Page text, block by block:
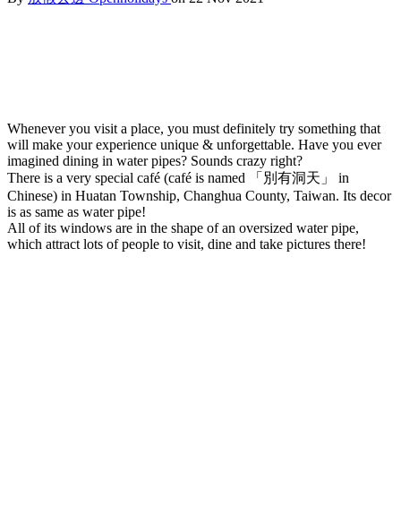
Whenever you visit a place, you must definitely try something that
will make your experience unique & unforgettable. Have you ever
imagined dining in water pipes? Sounds crazy right?
There is a very special café (café is named 「別有洞天」 in
Chinese) in Huatan Township, Changhua County, Taiwan. Its decor
is as same as water pipe!
All of its windows are in the shape of an oversized water pipe,
which attract lots of people to visit, dine and take pictures there!